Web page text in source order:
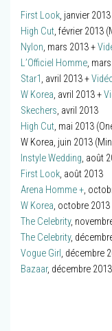
First Look, janvier
High Cut, février 2013
Nylon, mars 2013 +
L’Officiel Homme,
Star1 , avril 2013 +
W Korea, avril 2013 +
Skechers, avril 2013
High Cut, mai 2013
W Korea, juin 2013
Instyle Wedding, août
First Look, août 2013
Arena Homme +,
W Korea, octobre 2013
The Celebrity,
The Celebrity,
Vogue Girl , décembre
Bazaar, décembre